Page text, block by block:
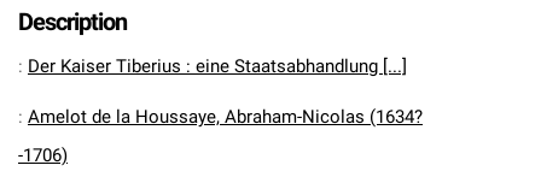
Description
: Der Kaiser Tiberius : eine Staatsabhandlung [...]
: Amelot de la Houssaye, Abraham-Nicolas (1634?
-1706)